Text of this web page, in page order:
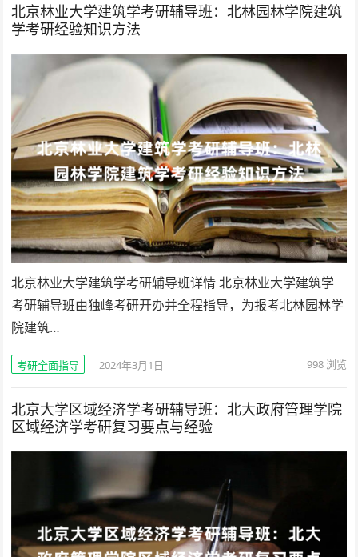
北京林业大学建筑学考研辅导班：北林园林学院建筑
学考研经验知识方法
北京林业大学建筑学考研辅导班详情 北京林业大学建筑学
考研辅导班由独峰考研开办并全程指导，为报考北林园林学
院建筑…
考研全面指导 2024年3月1日 998浏览
北京大学区域经济学考研辅导班：北大政府管理学院
区域经济学考研复习要点与经验